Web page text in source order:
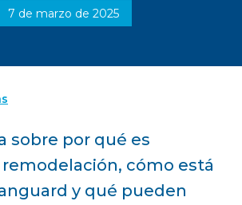
7 de marzo de 2025
sobre por qué es
remodelación, cómo está
y qué pueden